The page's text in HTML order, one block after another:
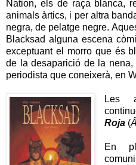
Nation, els de raça blanca,
animals àrtics, i per altra
negra, de pelatge negre.
Blacksad alguna escena
exceptuant el morro que és
de la desaparició de la nena,
periodista que coneixerà, en
Les
Roja(
En